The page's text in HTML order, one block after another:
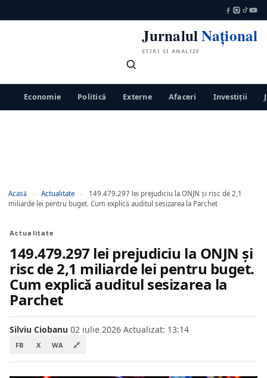
JurnalulNațional
ȘTIRI ȘI ANALIZE
Economie Politică Externe Afaceri Investiții
Acasă › Actualitate ›
149.479.297 lei prejudiciu la ONJN și risc de 2,1
miliarde lei pentru buget. Cum explică auditul sesizarea la Parchet
Actualitate
149.479.297 lei prejudiciu la ONJN și
risc de 2,1 miliarde lei pentru buget.
Cum explică auditul sesizarea la
Parchet
Silviu Ciobanu·02 iulie 2026·Actualizat: 13:14
FB X WA 🔗